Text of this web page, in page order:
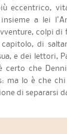
eccentrico,
a lei
colpi di
di
e dei lettori,
certo che
ma lo è che
di separarsi